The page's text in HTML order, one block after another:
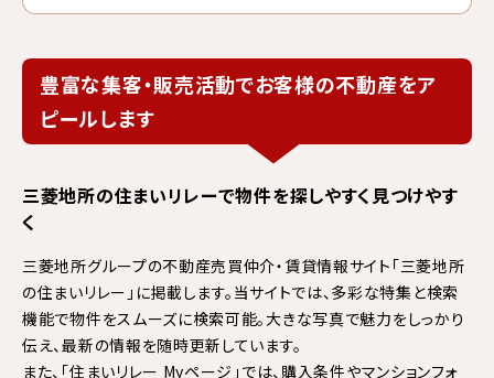
豊富な集客・販売活動でお客様の不動産をア
ピールします
三菱地所の住まいリレーで物件を探しやすく見つけやす
く
三菱地所グループの不動産売買仲介・賃貸情報サイト 「三菱地所
の住まいリレー」に掲載します。 当サイトでは、多彩な特集と検索
機能で物件をスムーズに検索可能。大きな写真で魅力をしっかり
伝え、最新の情報を随時更新しています。
また、「住まいリレー Myページ」では、購入条件やマンションフォ